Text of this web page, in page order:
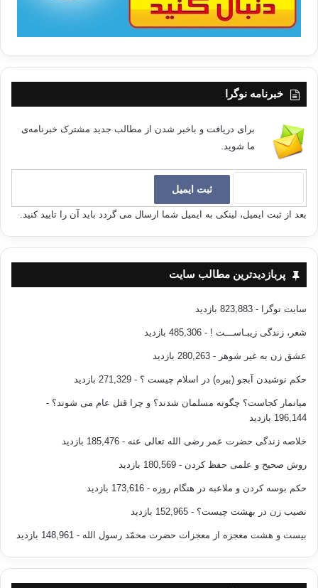
خبرنامه نوگرا
برای دریافت و باخبر شدن از مطالب جدید مشترک خبرنامه‌ی
ما شوید.
بعد از ثبت ایمیل، لینکی به ایمیل شما ارسال می گردد باید آن را تایید کنید.
پربازدیدترین مطالب سایت
سایت نوگرا - 823,883 بازدید
شعر، زندگی زیبـاســـت ! - 485,306 بازدید
عشق زن به غیر شوهر - 280,263 بازدید
حکم نوشیدن آبجو (بیره) در اسلام چیست ؟ - 271,329 بازدید
میانمار کجاست؟ چگونه مسلمان شدند؟ و چرا قتل عام می شوند؟ -
196,144 بازدید
خلاصه زندگی حضرت عمر رضی الله تعالی عنه - 185,476 بازدید
روش صحیح و علمی حفظ کردن - 180,569 بازدید
حکم بوسه کردن و ملاعبه در هنگام روزه - 173,616 بازدید
نصیب زن در بهشت چیست؟ - 152,965 بازدید
بیست و هشت معجزه از معجزات حضرت محمّد رسول الله - 148,961 بازدید